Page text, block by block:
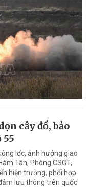
cây đổ, bảo
55
lốc, ảnh hưởng giao
Tân, Phòng CSGT,
hiện trường, phối hợp
lưu thông trên quốc